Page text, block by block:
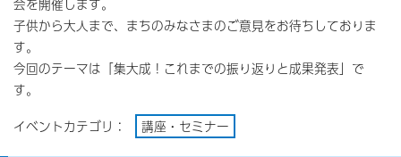
会を開催します。
子供から大人まで、まちのみなさまのご意見をお待ちしておりま
す。
今回のテーマは「集大成！これまでの振り返りと成果発表」で
す。
イベントカテゴリ：
講座・セミナー